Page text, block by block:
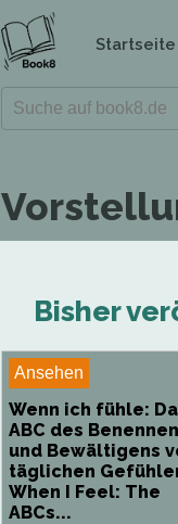
Startseite
Bisher
Ansehen
Wenn ich fühle:
ABC des
und Bewältigens
täglichen
When I Feel: The
ABCs...